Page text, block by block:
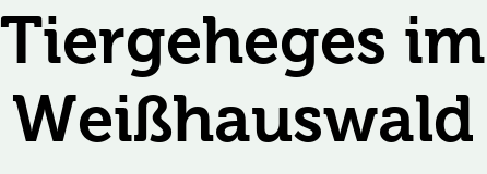
Tiergeheges im
Weißhauswald